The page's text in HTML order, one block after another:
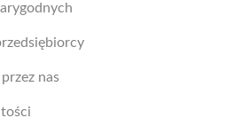
nas